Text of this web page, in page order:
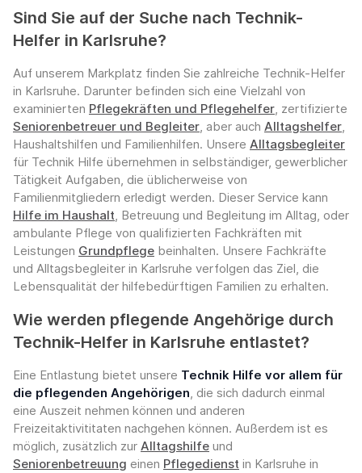
Sind Sie auf der Suche nach Technik-
Helfer in Karlsruhe?
Auf unserem Markplatz finden Sie zahlreiche Technik-Helfer
in Karlsruhe. Darunter befinden sich eine Vielzahl von
examinierten Pflegekräften und Pflegehelfer, zertifizierte
Seniorenbetreuer und Begleiter, aber auch Alltagshelfer,
Haushaltshilfen und Familienhilfen. Unsere Alltagsbegleiter
für Technik Hilfe übernehmen in selbständiger, gewerblicher
Tätigkeit Aufgaben, die üblicherweise von
Familienmitgliedern erledigt werden. Dieser Service kann
Hilfe im Haushalt, Betreuung und Begleitung im Alltag, oder
ambulante Pflege von qualifizierten Fachkräften mit
Leistungen Grundpflege beinhalten. Unsere Fachkräfte
und Alltagsbegleiter in Karlsruhe verfolgen das Ziel, die
Lebensqualität der hilfebedürftigen Familien zu erhalten.
Wie werden pflegende Angehörige durch
Technik-Helfer in Karlsruhe entlastet?
Eine Entlastung bietet unsere Technik Hilfe vor allem für
die pflegenden Angehörigen, die sich dadurch einmal
eine Auszeit nehmen können und anderen
Freizeitaktivititaten nachgehen können. Außerdem ist es
möglich, zusätzlich zur Alltagshilfe und
Seniorenbetreuung einen Pflegedienst in Karlsruhe in